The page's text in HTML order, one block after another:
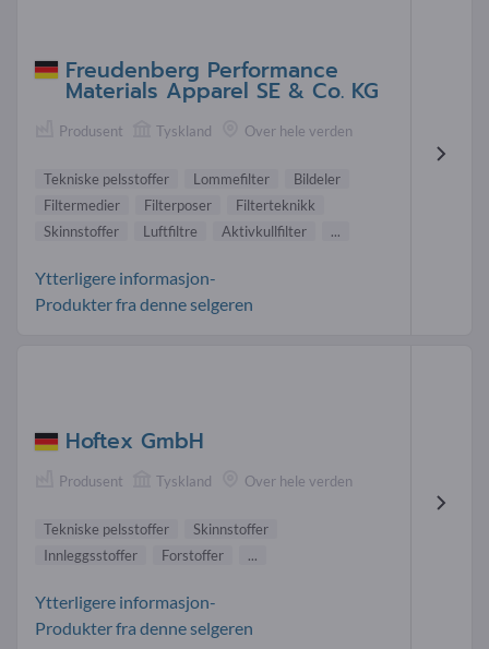
Freudenberg Performance
Materials Apparel SE & Co. KG
Produsent Tyskland Over hele verden
Tekniske pelsstoffer Lommefilter
Bildeler
Filtermedier
Filterposer
Filterteknikk
Skinnstoffer
Luftfiltre Aktivkullfilter ...
Ytterligere informasjon-
Produkter fra denne selgeren
Hoftex GmbH
Produsent Tyskland Over hele verden
Tekniske pelsstoffer
Skinnstoffer
Innleggsstoffer
Forstoffer ...
Ytterligere informasjon-
Produkter fra denne selgeren